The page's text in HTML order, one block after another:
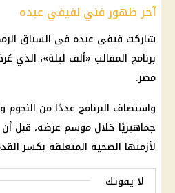
آخر ظهور فني لفيفي عبده
برنامج المقالب «ألف ليلة»،
مصر.
واستضاف البرنامج عددًا من النجوم
جماهيريًا خلال موسم عرضه، قبل أن
لأزمتها الصحية المتعلقة بكسر
لا يفوتك